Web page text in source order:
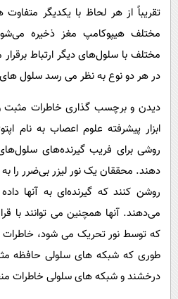
تقریباً از هر لحاظ با یکدیگر
مختلف هیپوکامپ مغز ذخیره
مختلف با سلول‌های دیگر ارتباط
در هر دو نوع به نظر می رسد سلول
دیدن و برچسب گذاری خاطرات مثبت و
ابزار پیشرفته علوم اعصاب به نام
روشی برای فریب گیرنده‌های
دهند. محققان یک نور لیزر بی‌ضرر را به
روشن کنند که گیرنده‌ای به آنها
می‌دهند. آنها همچنین می توانند با
که توسط نور تحریک می شود، خاطرات
طوری که شبکه های سلولی حافظه
درخشند و شبکه های سلولی خاطرات